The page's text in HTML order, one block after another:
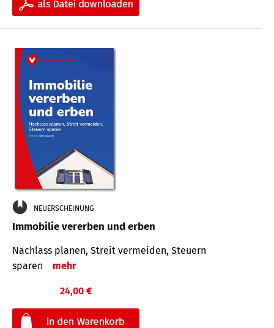
NEUERSCHEINUNG
Immobilie vererben und erben
Nachlass planen, Streit vermeiden, Steuern
sparen
mehr
24,00 €